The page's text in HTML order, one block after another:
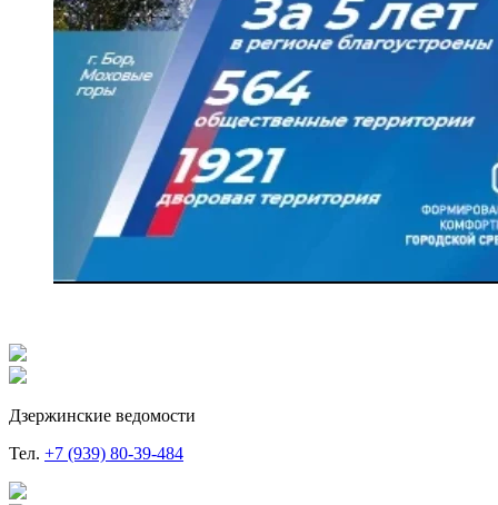
Дзержинские ведомости
Тел. +7 (939) 80-39-484